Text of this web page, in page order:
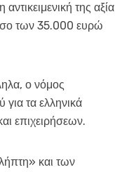
της αξία
ίσο των 35.000 ευρώ
ο νόμος
τα ελληνικά
επιχειρήσεων.
και των